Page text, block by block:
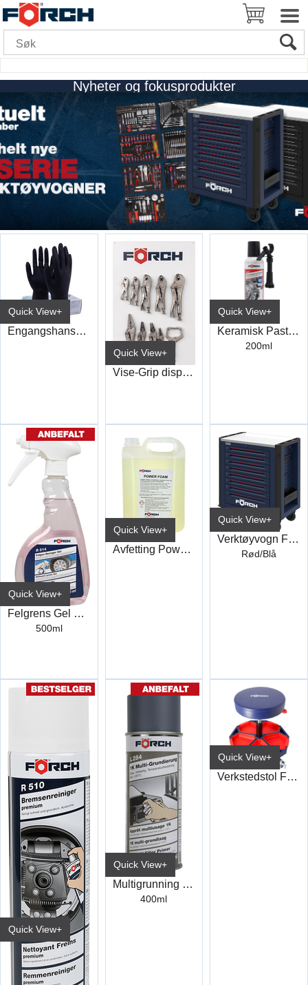
Nyheter og fokusprodukter
Quick View+
Engangshansker Nitril Sort
Quick View+
Vise-Grip display med 10 tenger
Quick View+
Keramisk Pasta Høytemp +1400c° S423
200ml
Quick View+
Felgrens Gel R514
500ml
Quick View+
Avfetting Power Foam 5L
Quick View+
Verktøyvogn Förch Serie 9 393 deler
Rød/Blå
Quick View+
Bremserens Premium R510 600ml
6116 0914/No (15/kart)
Quick View+
Multigrunning 1K L284 Grå
400ml
Quick View+
Verkstedstol Förch